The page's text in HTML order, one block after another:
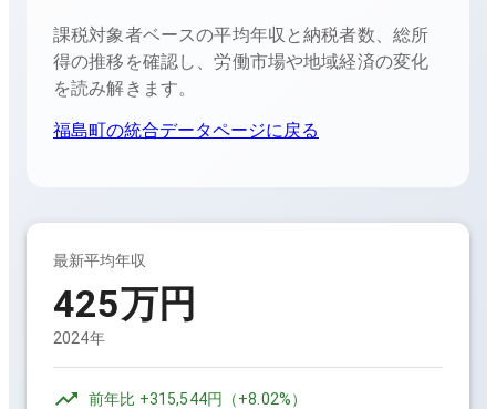
課税対象者ベースの平均年収と納税者数、総所
得の推移を確認し、労働市場や地域経済の変化
を読み解きます。
福島町の統合データページに戻る
最新平均年収
425万円
2024年
前年比 +315,544円 （+8.02%）